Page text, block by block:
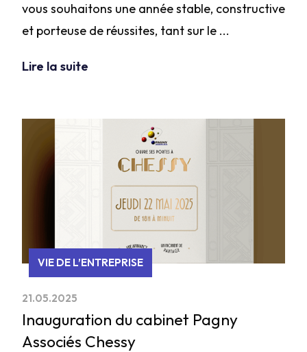
vous souhaitons une année stable, constructive
et porteuse de réussites, tant sur le ...
Lire la suite
VIE DE L’ENTREPRISE
21.05.2025
Inauguration du cabinet Pagny
Associés Chessy